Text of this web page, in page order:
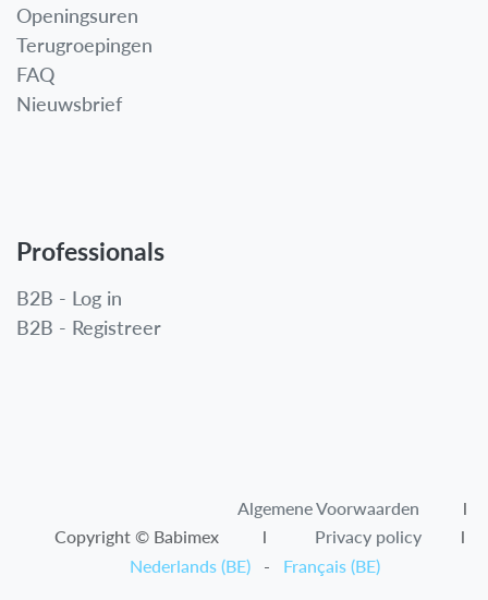
Openingsuren
Terugroepingen
FAQ
Nieuwsbrief
Professionals
B2B - Log in
B2B - Registreer
Algemene Voorwaarden​
l
Copyright © Babimex l Privacy policy
l
Nederlands (BE)
- Français (BE)